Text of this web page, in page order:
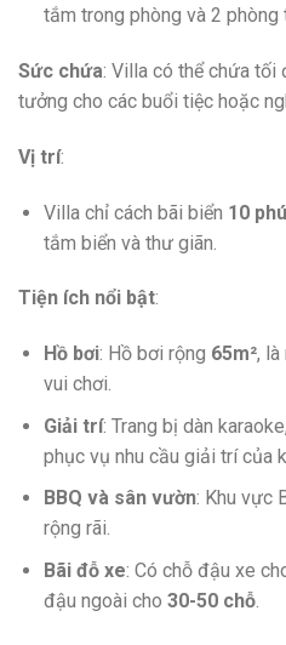
tắm trong phòng và 2 phòng
Sức chứa: Villa có thể chứa tối
tưởng cho các buổi tiệc hoặc
Vị trí:
Villa chỉ cách bãi biển 10
tắm biển và thư giãn.
Tiện ích nổi bật:
Hồ bơi: Hồ bơi rộng 65m², là
vui chơi.
Giải trí: Trang bị dàn
phục vụ nhu cầu giải trí của
BBQ và sân vườn: Khu vực
rộng rãi.
Bãi đỗ xe: Có chỗ đậu xe
đậu ngoài cho 30-50 chỗ.